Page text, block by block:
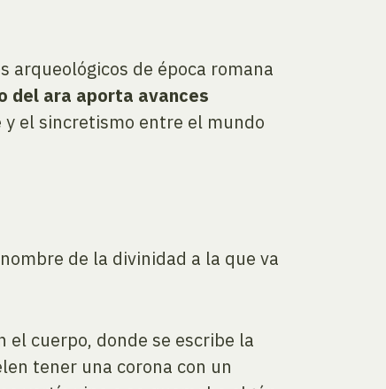
arqueológicos de época romana
del ara aporta avances
el sincretismo entre el mundo
de la divinidad a la que va
cuerpo, donde se escribe la
tener una corona con un